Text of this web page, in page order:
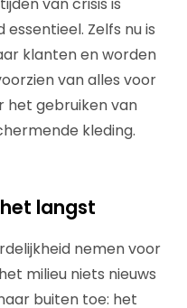
Zelfs nu is
klanten en worden
van alles voor
het gebruiken van
kleding.
langst
nemen voor
milieu niets nieuws
buiten toe: het